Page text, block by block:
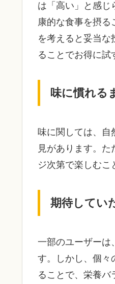
は「高い」と感じ
康的な食事を摂る
を考えると妥当
ることでお得に試
味に慣れる
味に関しては、自
見があります。
ジ次第で楽しむこ
期待してい
一部のユーザーは
す。しかし、個々
ることで、栄養